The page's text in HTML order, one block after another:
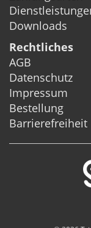
Downloads
Rechtliches
AGB
Datenschutz
Impressum
Bestellung
Barrierefreiheit